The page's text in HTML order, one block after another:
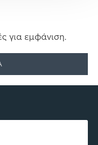
για εμφάνιση.